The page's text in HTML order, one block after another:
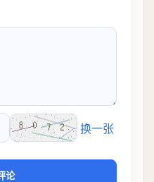
换一张
论